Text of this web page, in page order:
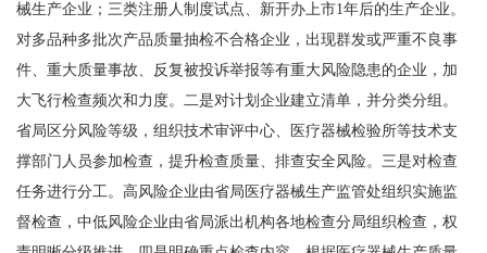
械生产企业；三类注册人制度试点、新开办上市1年后的生产企业。
对多品种多批次产品质量抽检不合格企业，出现群发或严重不良事
件、重大质量事故、反复被投诉举报等有重大风险隐患的企业，加
大飞行检查频次和力度。二是对计划企业建立清单，并分类分组。
省局区分风险等级，组织技术审评中心、医疗器械检验所等技术支
撑部门人员参加检查，提升检查质量、排查安全风险。三是对检查
任务进行分工。高风险企业由省局医疗器械生产监管处组织实施监
督检查，中低风险企业由省局派出机构各地检查分局组织检查，权